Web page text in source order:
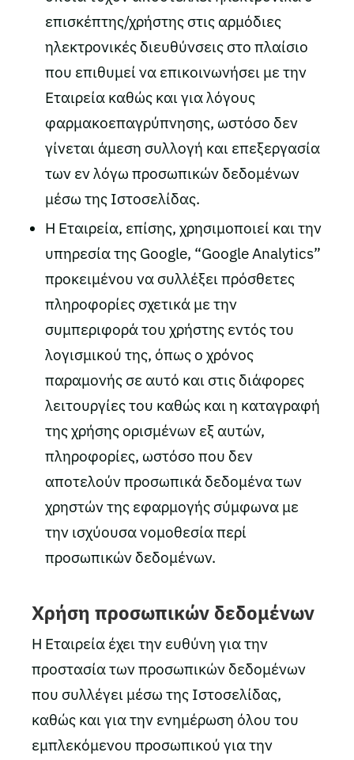
επισκέπτης/χρήστης στις αρμόδιες
ηλεκτρονικές διευθύνσεις στο πλαίσιο
που επιθυμεί να επικοινωνήσει με την
Εταιρεία καθώς και για λόγους
φαρμακοεπαγρύπνησης, ωστόσο δεν
γίνεται άμεση συλλογή και επεξεργασία
των εν λόγω προσωπικών δεδομένων
μέσω της Ιστοσελίδας.
Η Εταιρεία, επίσης, χρησιμοποιεί και την
υπηρεσία της Google, “Google Analytics”
προκειμένου να συλλέξει πρόσθετες
πληροφορίες σχετικά με την
συμπεριφορά του χρήστης εντός του
λογισμικού της, όπως ο χρόνος
παραμονής σε αυτό και στις διάφορες
λειτουργίες του καθώς και η καταγραφή
της χρήσης ορισμένων εξ αυτών,
πληροφορίες, ωστόσο που δεν
αποτελούν προσωπικά δεδομένα των
χρηστών της εφαρμογής σύμφωνα με
την ισχύουσα νομοθεσία περί
προσωπικών δεδομένων.
Χρήση προσωπικών δεδομένων
Η Εταιρεία έχει την ευθύνη για την
προστασία των προσωπικών δεδομένων
που συλλέγει μέσω της Ιστοσελίδας,
καθώς και για την ενημέρωση όλου του
εμπλεκόμενου προσωπικού για την